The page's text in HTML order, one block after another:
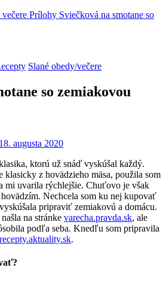
Prílohy Sviečková na smotane so
Slané obedy/večere
so zemiakovou
18. augusta 2020
ktorú už snáď vyskúšal každý.
klasicky z hovädzieho mäsa, použila som
mi uvarila rýchlejšie. Chuťovo je však
Nechcela som ku nej kupovať
pripraviť zemiakovú a domácu.
na stránke varecha.pravda.sk, ale
podľa seba. Knedľu som pripravila
recepty.aktuality.sk.